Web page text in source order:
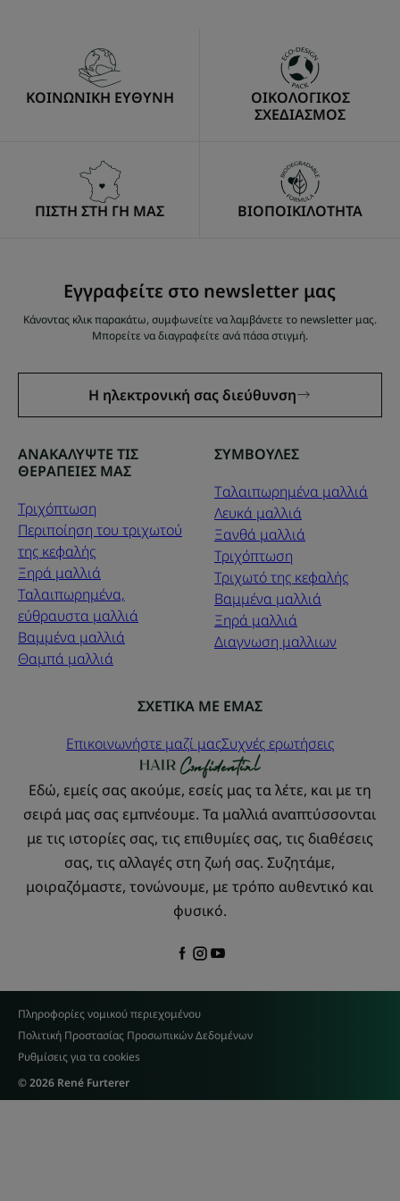
ΚΟΙΝΩΝΙΚΗ ΕΥΘΥΝΗ
ΟΙΚΟΛΟΓΙΚΟΣ
ΣΧΕΔΙΑΣΜΟΣ
ΠΙΣΤΗ ΣΤΗ ΓΗ ΜΑΣ ΒΙΟΠΟΙΚΙΛΟΤΗΤΑ
Εγγραφείτε στο newsletter μας
Κάνοντας κλικ παρακάτω, συμφωνείτε να λαμβάνετε το newsletter μας.
Μπορείτε να διαγραφείτε ανά πάσα στιγμή.
Η ηλεκτρονική σας διεύθυνση
ΑΝΑΚΑΛΥΨΤΕ ΤΙΣ
ΘΕΡΑΠΕΙΕΣ ΜΑΣ
Τριχόπτωση
Περιποίηση του τριχωτού
της κεφαλής
Ξηρά μαλλιά
Ταλαιπωρημένα,
εύθραυστα μαλλιά
Βαμμένα μαλλιά
Θαμπά μαλλιά
ΣΥΜΒΟΥΛΕΣ
Tαλαιπωρημένα μαλλιά
Λευκά μαλλιά
Ξανθά μαλλιά
Τριχόπτωση
Τριχωτό της κεφαλής
Βαμμένα μαλλιά
Ξηρά μαλλιά
Διαγνωση μαλλιων
ΣΧΕΤΙΚΑ ΜΕ ΕΜΑΣ
Επικοινωνήστε μαζί μαςΣυχνές ερωτήσεις
Εδώ, εμείς σας ακούμε, εσείς μας τα λέτε, και με τη
σειρά μας σας εμπνέουμε. Τα μαλλιά αναπτύσσονται
με τις ιστορίες σας, τις επιθυμίες σας, τις διαθέσεις
σας, τις αλλαγές στη ζωή σας. Συζητάμε,
μοιραζόμαστε, τονώνουμε, με τρόπο αυθεντικό και
φυσικό.
Πληροφορίες νομικού περιεχομένου
Πολιτική Προστασίας Προσωπικών Δεδομένων
Ρυθμίσεις για τα cookies
© 2026 René Furterer